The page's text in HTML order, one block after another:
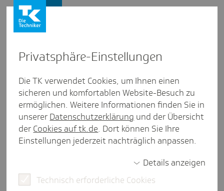
"Selbst­hilfe ist ein wich­tiger
Baustein"
Artikel aus Berlin/Bran­den­burg
Sonja Arens, Landesbeauftragte der DCCV e. V.,
Presse und Politik Ambulante Versorgung
Privat­sphäre-Einstel­lungen
Die TK verwendet Cookies, um Ihnen einen
sicheren und komfortablen Website-Besuch zu
ermöglichen. Weitere Informationen finden Sie in
unserer Datenschutzerklärung und der Übersicht
der Cookies auf tk.de. Dort können Sie Ihre
Einstellungen jederzeit nachträglich anpassen.
Details anzeigen
Technisch erforderliche Cookies